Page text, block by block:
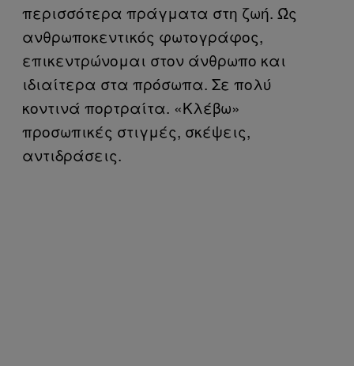
περισσότερα πράγματα στη ζωή. Ώς
ανθρωποκεντικός φωτογράφος,
επικεντρώνομαι στον άνθρωπο και
ιδιαίτερα στα πρόσωπα. Σε πολύ
κοντινά πορτραίτα. «Κλέβω»
προσωπικές στιγμές, σκέψεις,
αντιδράσεις.